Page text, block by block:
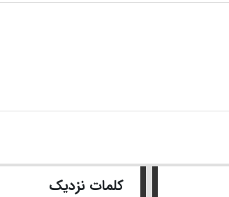
کلمات نزدیک